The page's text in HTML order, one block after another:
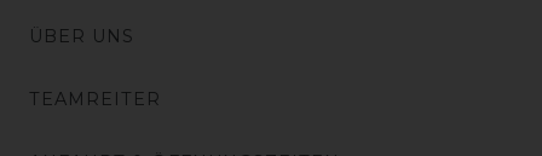
ÜBER UNS
TEAMREITER